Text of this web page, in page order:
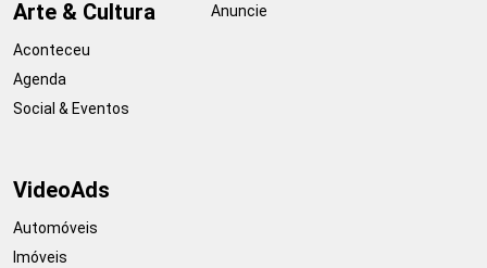
Arte & Cultura
Aconteceu
Agenda
Social & Eventos
Anuncie
VideoAds
Automóveis
Imóveis